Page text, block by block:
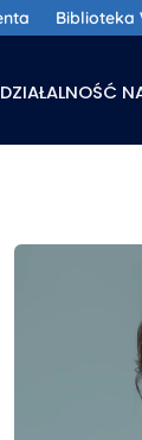
Biblioteka
DZIAŁALNOŚĆ